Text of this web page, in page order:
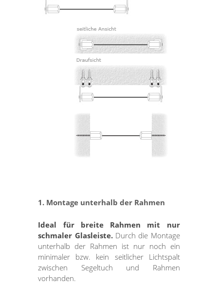
1. Montage unterhalb der Rahmen
Ideal für breite Rahmen mit nur
schmaler Glasleiste.Durch die Montage
unterhalb der Rahmen ist nur noch ein
minimaler bzw. kein seitlicher Lichtspalt
zwischen Segeltuch und Rahmen
vorhanden.